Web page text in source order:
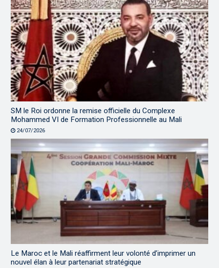
SM le Roi ordonne la remise officielle du Complexe
Mohammed VI de Formation Professionnelle au Mali
24/07/2026
Le Maroc et le Mali réaffirment leur volonté d’imprimer un
nouvel élan à leur partenariat stratégique